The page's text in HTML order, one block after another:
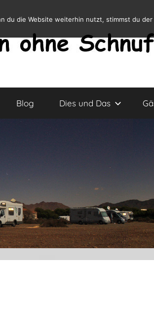
Blog Dies und Das
du die Website weiterhin nutzt, stimmst du